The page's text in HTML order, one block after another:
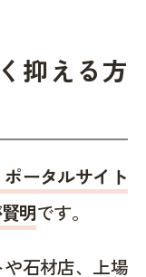
抑える方
ータルサイト
明です。
石材店、上場